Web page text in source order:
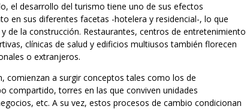
el desarrollo del turismo tiene uno de sus efectos
en sus diferentes facetas -hotelera y residencial-, lo que
de la construcción. Restaurantes, centros de entretenimiento
clínicas de salud y edificios multiusos también florecen
o extranjeros.
comienzan a surgir conceptos tales como los de
compartido, torres en las que conviven unidades
etc. A su vez, estos procesos de cambio condicionan